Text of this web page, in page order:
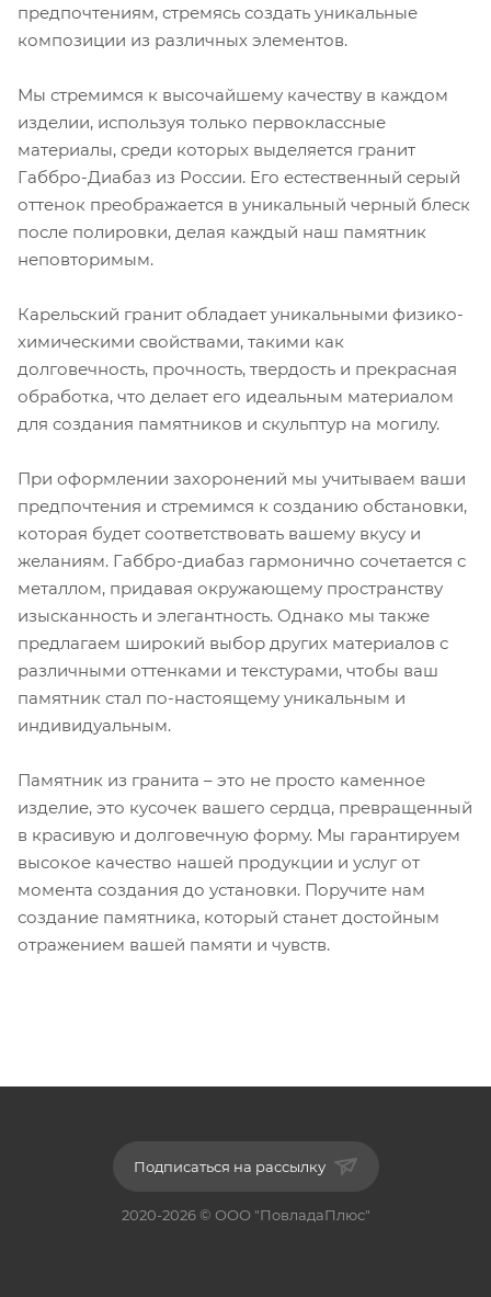
предпочтениям, стремясь создать уникальные
композиции из различных элементов.
Мы стремимся к высочайшему качеству в каждом
изделии, используя только первоклассные
материалы, среди которых выделяется гранит
Габбро-Диабаз из России. Его естественный серый
оттенок преображается в уникальный черный блеск
после полировки, делая каждый наш памятник
неповторимым.
Карельский гранит обладает уникальными физико-
химическими свойствами, такими как
долговечность, прочность, твердость и прекрасная
обработка, что делает его идеальным материалом
для создания памятников и скульптур на могилу.
При оформлении захоронений мы учитываем ваши
предпочтения и стремимся к созданию обстановки,
которая будет соответствовать вашему вкусу и
желаниям. Габбро-диабаз гармонично сочетается с
металлом, придавая окружающему пространству
изысканность и элегантность. Однако мы также
предлагаем широкий выбор других материалов с
различными оттенками и текстурами, чтобы ваш
памятник стал по-настоящему уникальным и
индивидуальным.
Памятник из гранита – это не просто каменное
изделие, это кусочек вашего сердца, превращенный
в красивую и долговечную форму. Мы гарантируем
высокое качество нашей продукции и услуг от
момента создания до установки. Поручите нам
создание памятника, который станет достойным
отражением вашей памяти и чувств.
Подписаться на рассылку
2020-2026 © ООО "ПовладаПлюс"